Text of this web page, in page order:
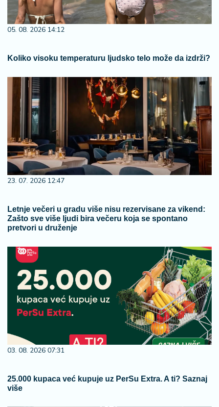
05. 08. 2026 14:12
Koliko visoku temperaturu ljudsko telo može da izdrži?
23. 07. 2026 12:47
Letnje večeri u gradu više nisu rezervisane za vikend:
Zašto sve više ljudi bira večeru koja se spontano
pretvori u druženje
03. 08. 2026 07:31
25.000 kupaca već kupuje uz PerSu Extra. A ti? Saznaj
više